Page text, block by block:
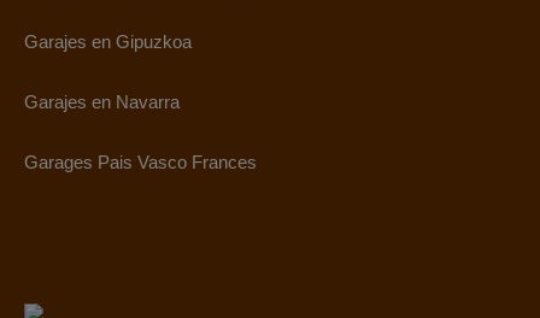
Garajes en Gipuzkoa
Garajes en Navarra
Garages Pais Vasco Frances